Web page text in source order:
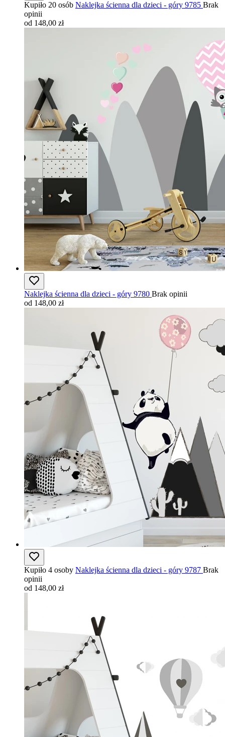
Kupiło 20 osób Naklejka ścienna dla dzieci - góry 9785 Brak
opinii
od 148,00 zł
Naklejka ścienna dla dzieci - góry 9780 Brak opinii
od 148,00 zł
Kupiło 4 osoby Naklejka ścienna dla dzieci - góry 9787 Brak
opinii
od 148,00 zł